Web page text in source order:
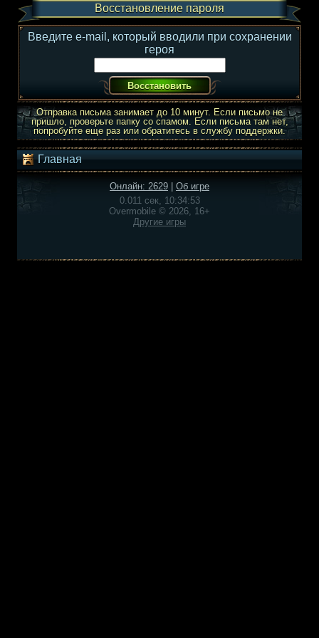
Восстановление пароля
Введите e-mail, который вводили при сохранении
героя
Отправка письма занимает до 10 минут. Если письмо не
пришло, проверьте папку со спамом. Если письма там нет,
попробуйте еще раз или обратитесь в службу поддержки.
Главная
Онлайн: 2629
Об игре
0.011 сек, 10:34:53
Overmobile © 2026, 16+
Другие игры